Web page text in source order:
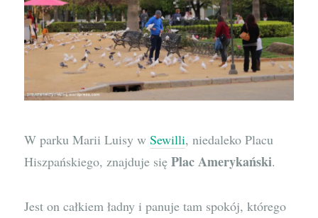
W parku Marii Luisy wSewilli, niedaleko Placu
Hiszpańskiego, znajduje sięPlac Amerykański.
Jest on całkiem ładny i panuje tam spokój, którego